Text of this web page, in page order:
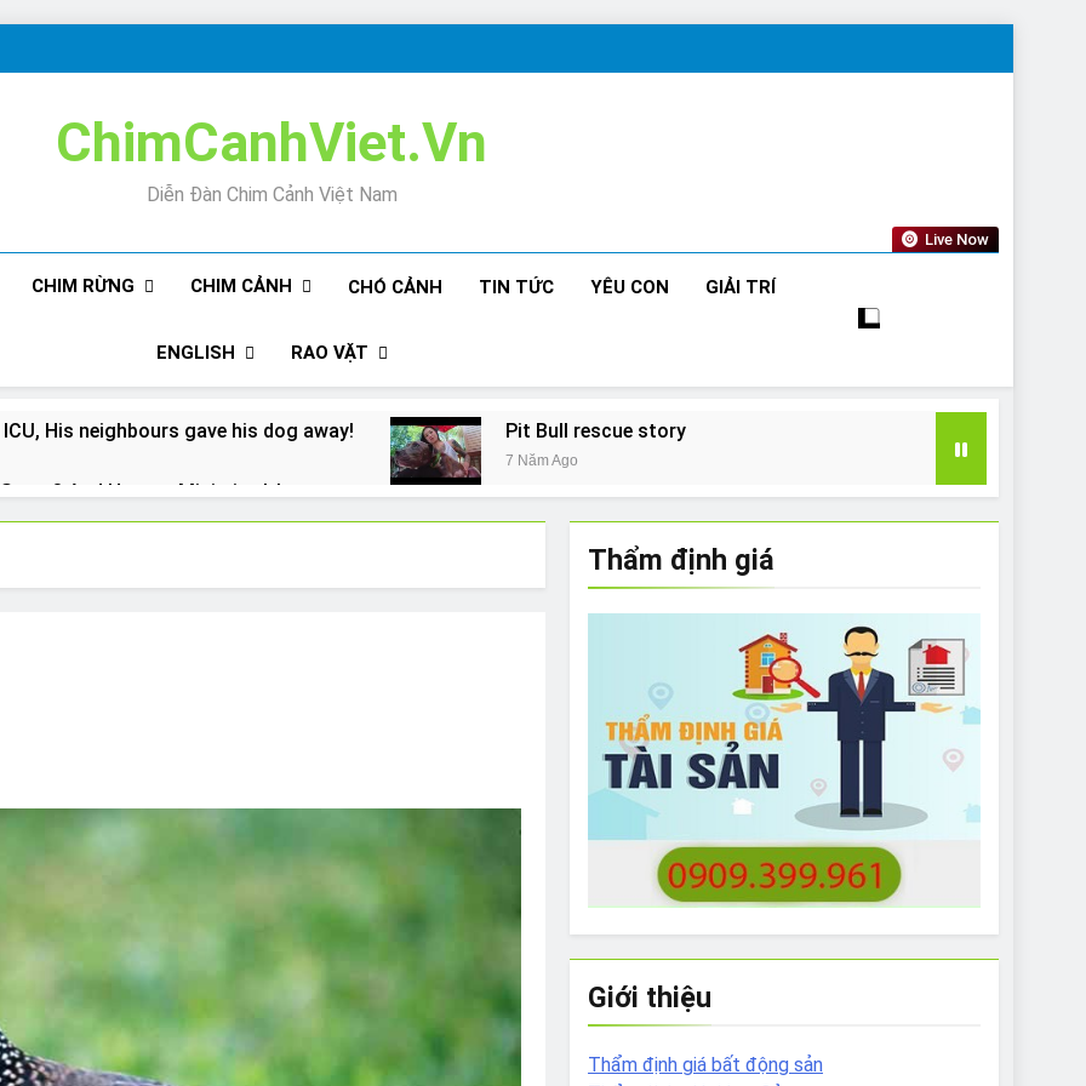
ChimCanhViet.Vn
Diễn Đàn Chim Cảnh Việt Nam
Live Now
CHIM RỪNG CHIM CẢNH CHÓ CẢNH TIN TỨC YÊU CON GIẢI TRÍ
ENGLISH RAO VẶT
His neighbours gave his dog away! Pit Bull rescue story
7 Năm Ago
And How to Minimize It!
Not as much as you think and here’s why!
The Ultimate Guide to What Bulldogs Can (and can’t) Eat
Fetch? And How to Train Them! How Often Do I Need to Groom My Bulldog
Thẩm định giá
Giới thiệu
Thẩm định giá bất động sản